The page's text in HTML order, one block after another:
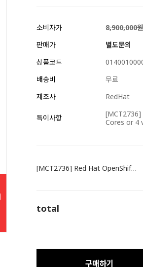
소비자가
8,900,000원
판매가
별도문의
상품코드
배송비
무료
제조사
RedHat
특이사항
Cores or 4
[MCT2736] Red Hat OpenShift Container Platform Standard (2 Cores or 4 vCPUs)
total
구매하기